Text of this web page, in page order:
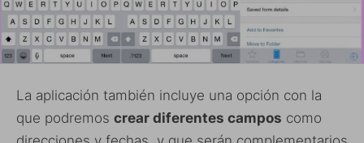
La aplicación también incluye una opción con la
que podremos crear diferentes campos como